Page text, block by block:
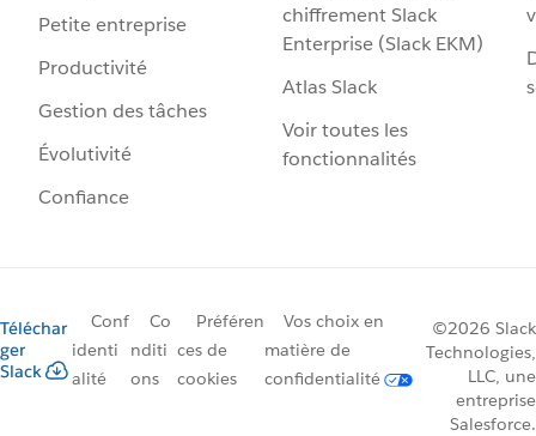
Petite entreprise
Productivité
Gestion des tâches
Évolutivité
Confiance
chiffrement Slack
Enterprise (Slack EKM)
Atlas Slack
Voir toutes les
fonctionnalités
Téléchar
ger
Slack
Conf
identi
alité
Co
nditi
ons
Préféren
ces de
cookies
Vos choix en
matière de
confidentialité
©2026 Slack
Technologies,
LLC, une
entreprise
Salesforce.